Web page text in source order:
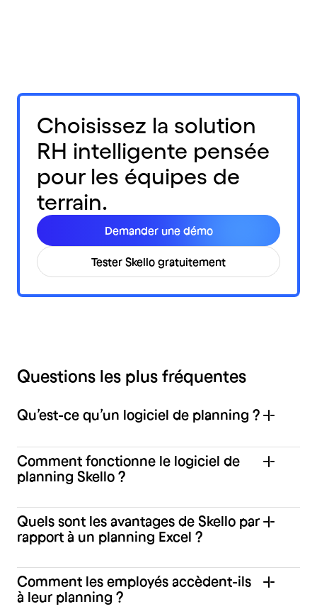
Choisissez la solution
RH intelligente pensée
pour les équipes de
terrain.
Demander une démo
Tester Skello gratuitement
Questions les plus fréquentes
Qu’est-ce qu’un logiciel de planning ?
Comment fonctionne le logiciel de
planning Skello ?
Quels sont les avantages de Skello par
rapport à un planning Excel ?
Comment les employés accèdent-ils
à leur planning ?